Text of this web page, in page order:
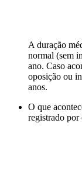
A duração
normal (sem
ano. Caso
oposição ou
anos.
O que
registrado por